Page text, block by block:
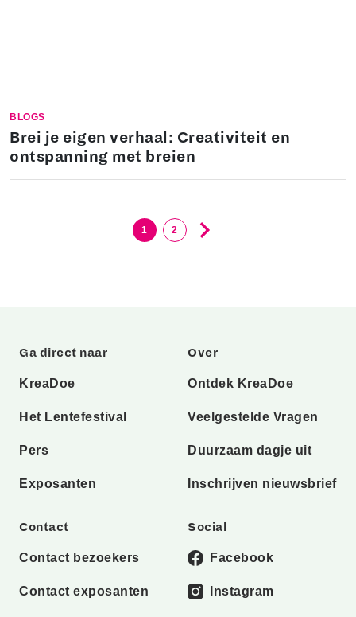
BLOGS
Brei je eigen verhaal: Creativiteit en
ontspanning met breien
1 2
Ga direct naar
KreaDoe
Het Lentefestival
Pers
Exposanten
Over
Ontdek KreaDoe
Veelgestelde Vragen
Duurzaam dagje uit
Inschrijven nieuwsbrief
Contact
Contact bezoekers
Contact exposanten
Social
Facebook
Instagram